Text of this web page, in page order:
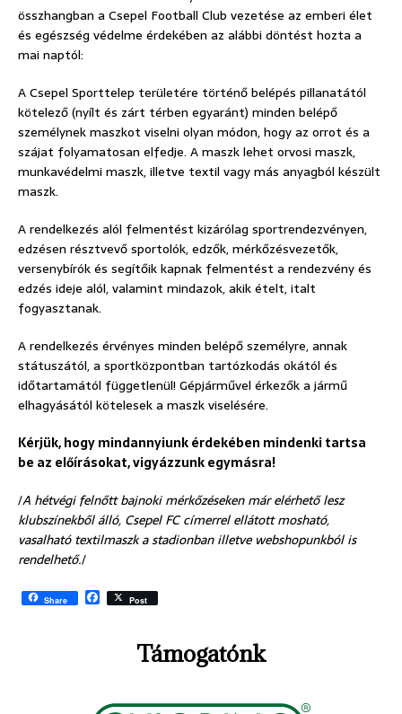
összhangban a Csepel Football Club vezetése az emberi élet
és egészség védelme érdekében az alábbi döntést hozta a
mai naptól:
A Csepel Sporttelep területére történő belépés pillanatától
kötelező (nyílt és zárt térben egyaránt) minden belépő
személynek maszkot viselni olyan módon, hogy az orrot és a
szájat folyamatosan elfedje. A maszk lehet orvosi maszk,
munkavédelmi maszk, illetve textil vagy más anyagból készült
maszk.
A rendelkezés alól felmentést kizárólag sportrendezvényen,
edzésen résztvevő sportolók, edzők, mérkőzésvezetők,
versenybírók és segítőik kapnak felmentést a rendezvény és
edzés ideje alól, valamint mindazok, akik ételt, italt
fogyasztanak.
A rendelkezés érvényes minden belépő személyre, annak
státuszától, a sportközpontban tartózkodás okától és
időtartamától függetlenül! Gépjárművel érkezők a jármű
elhagyásától kötelesek a maszk viselésére.
Kérjük, hogy mindannyiunk érdekében mindenki tartsa
be az előírásokat, vigyázzunk egymásra!
/A hétvégi felnőtt bajnoki mérkőzéseken már elérhető lesz
klubszínekből álló, Csepel FC címerrel ellátott mosható,
vasalható textilmaszk a stadionban illetve webshopunkból is
rendelhető./
Share F
a
k
Post
Támogatónk